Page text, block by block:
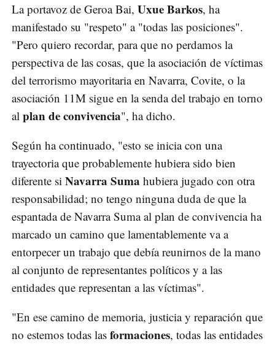
La portavoz de Geroa Bai, Uxue Barkos, ha
manifestado su "respeto" a "todas las posiciones".
"Pero quiero recordar, para que no perdamos la
perspectiva de las cosas, que la asociación de víctimas
del terrorismo mayoritaria en Navarra, Covite, o la
asociación 11M sigue en la senda del trabajo en torno
al plan de convivencia", ha dicho.
Según ha continuado, "esto se inicia con una
trayectoria que probablemente hubiera sido bien
diferente si Navarra Suma hubiera jugado con otra
responsabilidad; no tengo ninguna duda de que la
espantada de Navarra Suma al plan de convivencia ha
marcado un camino que lamentablemente va a
entorpecer un trabajo que debía reunirnos de la mano
al conjunto de representantes políticos y a las
entidades que representan a las víctimas".
"En ese camino de memoria, justicia y reparación que
no estemos todas las formaciones, todas las entidades